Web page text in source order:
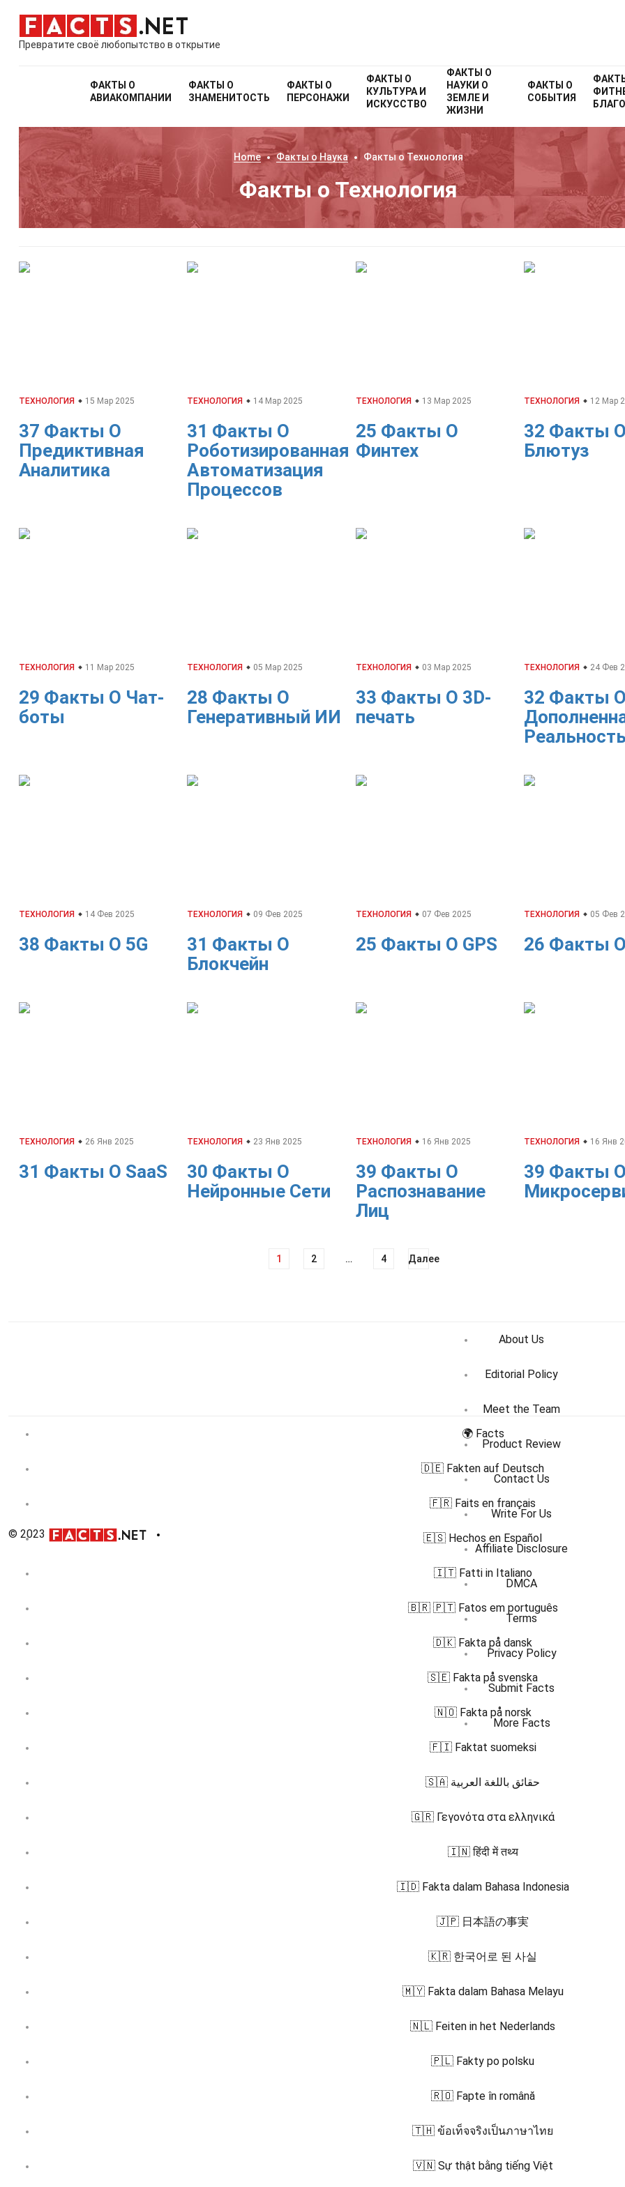
Превратите своё любопытство в открытие
ФАКТЫ О
АВИАКОМПАНИИ
ФАКТЫ О
ЗНАМЕНИТОСТЬ
ФАКТЫ О
ПЕРСОНАЖИ
ФАКТЫ О
КУЛЬТУРА И
ИСКУССТВО
ФАКТЫ О
НАУКИ О
ЗЕМЛЕ И
ЖИЗНИ
ФАКТЫ О
СОБЫТИЯ
Home Факты о Наука Факты о Технология
Факты о Технология
ТЕХНОЛОГИЯ 15 Мар 2025
37 Факты О
Предиктивная
Аналитика
ТЕХНОЛОГИЯ 14 Мар 2025
31 Факты О
Роботизированная
Автоматизация
Процессов
ТЕХНОЛОГИЯ 13 Мар 2025
25 Факты О
Финтех
ТЕХНОЛОГИЯ 12 Мар
32 Факты О
Блютуз
ТЕХНОЛОГИЯ 11 Мар 2025
29 Факты О Чат-
боты
ТЕХНОЛОГИЯ 05 Мар 2025
28 Факты О
Генеративный ИИ
ТЕХНОЛОГИЯ 03 Мар 2025
33 Факты О 3D-
печать
ТЕХНОЛОГИЯ 24 Фев
32 Факты О
Реальность
ТЕХНОЛОГИЯ 14 Фев 2025
38 Факты О 5G
ТЕХНОЛОГИЯ 09 Фев 2025
31 Факты О
Блокчейн
ТЕХНОЛОГИЯ 07 Фев 2025
25 Факты О GPS
ТЕХНОЛОГИЯ 05 Фев
26 Факты
ТЕХНОЛОГИЯ 26 Янв 2025
31 Факты О SaaS
ТЕХНОЛОГИЯ 23 Янв 2025
30 Факты О
Нейронные Сети
ТЕХНОЛОГИЯ 16 Янв 2025
39 Факты О
Распознавание
Лиц
ТЕХНОЛОГИЯ 16 Янв
39 Факты О
1 2 … 4 Далее
© 2023
About Us
Editorial Policy
Meet the Team
Product Review
Contact Us
Write For Us
Affiliate Disclosure
DMCA
Terms
Privacy Policy
Submit Facts
More Facts
🌍 Facts
🇩🇪 Fakten auf Deutsch
🇫🇷 Faits en français
🇪🇸 Hechos en Español
🇮🇹 Fatti in Italiano
🇧🇷 🇵🇹 Fatos em português
🇩🇰 Fakta på dansk
🇸🇪 Fakta på svenska
🇳🇴 Fakta på norsk
🇫🇮 Faktat suomeksi
🇸🇦 حقائق باللغة العربية
🇬🇷 Γεγονότα στα ελληνικά
🇮🇳 हिंदी में तथ्य
🇮🇩 Fakta dalam Bahasa Indonesia
🇯🇵 日本語の事実
🇰🇷 한국어로 된 사실
🇲🇾 Fakta dalam Bahasa Melayu
🇳🇱 Feiten in het Nederlands
🇵🇱 Fakty po polsku
🇷🇴 Fapte în română
🇹🇭 ข้อเท็จจริงเป็นภาษาไทย
🇻🇳 Sự thật bằng tiếng Việt